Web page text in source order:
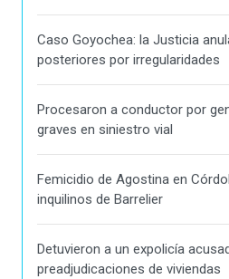
Caso Goyochea: la Justicia
posteriores por irregularidades
Procesaron a conductor por
graves en siniestro vial
Femicidio de Agostina en
inquilinos de Barrelier
Detuvieron a un expolicía
preadjudicaciones de viviendas